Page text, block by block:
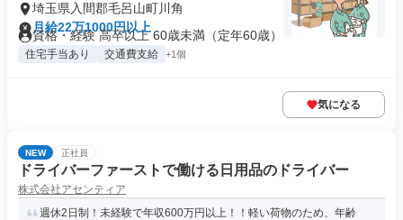
埼玉県入間郡毛呂山町川角
月給22万1000円以上
資格・経験 高卒以上 60歳未満（定年60歳）
住宅手当あり 交通費支給 +1個
気になる
NEW 正社員
ドライバーファーストで働ける日用品のドライバー
株式会社アセンティア
週休2日制！未経験で年収600万円以上！！軽い荷物のため、年齢